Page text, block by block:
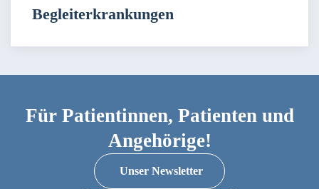
Begleiterkrankungen
Für Patientinnen, Patienten und
Angehörige!
Unser Newsletter